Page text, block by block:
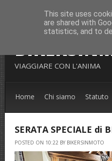
VIAGGIARE CON L'ANIMA
Home Chi siamo Statuto
SERATA SPECIALE di
POSTED ON 10:22 BY BIKERSINMOTO
This site uses
are shared with
statistics, and to